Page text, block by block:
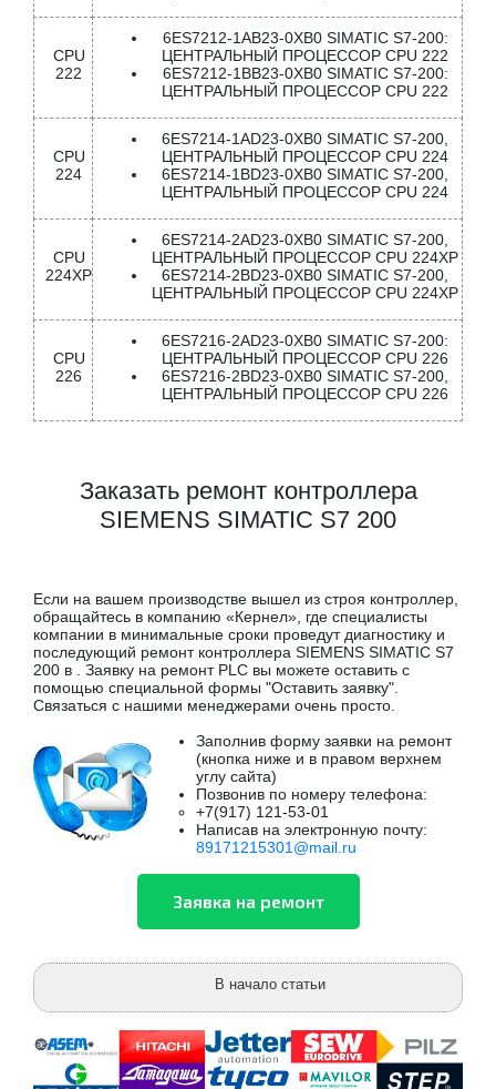
CPU
222
6ES7212-1AB23-0XB0 SIMATIC S7-200:
ЦЕНТРАЛЬНЫЙ ПРОЦЕССОР CPU 222
6ES7212-1BB23-0XB0 SIMATIC S7-200:
ЦЕНТРАЛЬНЫЙ ПРОЦЕССОР CPU 222
CPU
224
6ES7214-1AD23-0XB0 SIMATIC S7-200,
ЦЕНТРАЛЬНЫЙ ПРОЦЕССОР CPU 224
6ES7214-1BD23-0XB0 SIMATIC S7-200,
ЦЕНТРАЛЬНЫЙ ПРОЦЕССОР CPU 224
CPU
224XP
6ES7214-2AD23-0XB0 SIMATIC S7-200,
ЦЕНТРАЛЬНЫЙ ПРОЦЕССОР CPU 224XP
6ES7214-2BD23-0XB0 SIMATIC S7-200,
ЦЕНТРАЛЬНЫЙ ПРОЦЕССОР CPU 224XP
CPU
226
6ES7216-2AD23-0XB0 SIMATIC S7-200:
ЦЕНТРАЛЬНЫЙ ПРОЦЕССОР CPU 226
6ES7216-2BD23-0XB0 SIMATIC S7-200,
ЦЕНТРАЛЬНЫЙ ПРОЦЕССОР CPU 226
Заказать ремонт контроллера
SIEMENS SIMATIC S7 200
Если на вашем производстве вышел из строя контроллер,
обращайтесь в компанию «Кернел», где специалисты
компании в минимальные сроки проведут диагностику и
последующий ремонт контроллера SIEMENS SIMATIC S7
200 в . Заявку на ремонт PLC вы можете оставить с
помощью специальной формы "Оставить заявку".
Связаться с нашими менеджерами очень просто.
Заполнив форму заявки на ремонт
(кнопка ниже и в правом верхнем
углу сайта)
Позвонив по номеру телефона:
+7(917) 121-53-01
Написав на электронную почту:
89171215301@mail.ru
В начало статьи